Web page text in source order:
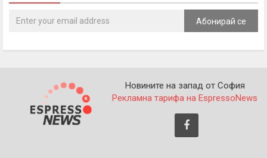
Абонирай се
Новините на запад от София
Рекламна тарифа на EspressoNews